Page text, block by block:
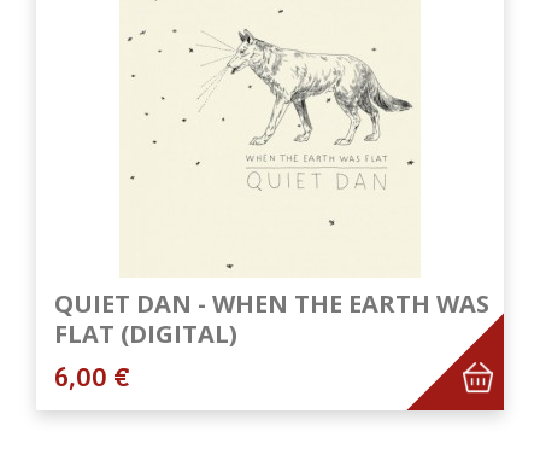
QUIET DAN - WHEN THE EARTH WAS
FLAT (DIGITAL)
6,00 €